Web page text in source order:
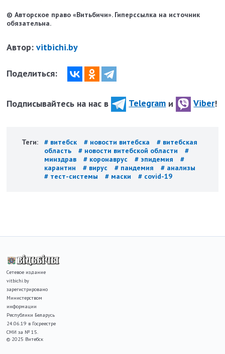
© Авторское право «Витьбичи». Гиперссылка на источник
обязательна.
Автор:vitbichi.by
Поделиться:
Подписывайтесь на нас в Telegram и Viber!
Теги: # витебск # новости витебска
# витебская
область
# новости витебской области
#
минздрав
# коронаврус # эпидемия
#
карантин
# вирус # пандемия
# анализы
# тест-системы
# маски # covid-19
Сетевое издание
vitbichi.by
зарегистрировано
Министерством
информации
Республики Беларусь
24.06.19 в Госреестре
СМИ за № 15.
© 2025 Витебск